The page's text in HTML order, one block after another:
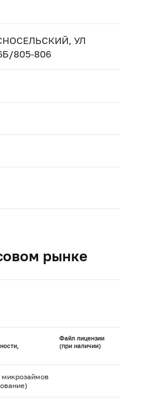
УЛ
805-806
рынке
Файл лицензии
(при наличии)
микрозаймов